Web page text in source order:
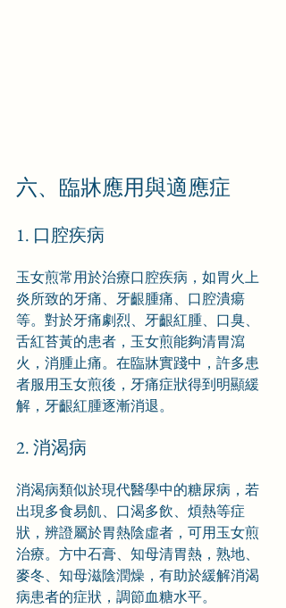
六、臨牀應用與適應症
1. 口腔疾病
玉女煎常用於治療口腔疾病，如胃火上
炎所致的牙痛、牙齦腫痛、口腔潰瘍
等。對於牙痛劇烈、牙齦紅腫、口臭、
舌紅苔黃的患者，玉女煎能夠清胃瀉
火，消腫止痛。在臨牀實踐中，許多患
者服用玉女煎後，牙痛症狀得到明顯緩
解，牙齦紅腫逐漸消退。
2. 消渴病
消渴病類似於現代醫學中的糖尿病，若
出現多食易飢、口渴多飲、煩熱等症
狀，辨證屬於胃熱陰虛者，可用玉女煎
治療。方中石膏、知母清胃熱，熟地、
麥冬、知母滋陰潤燥，有助於緩解消渴
病患者的症狀，調節血糖水平。